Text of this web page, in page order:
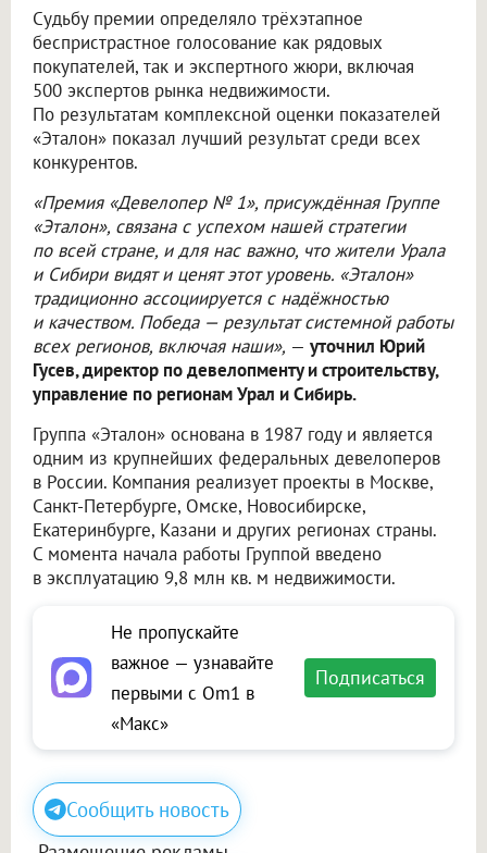
Судьбу премии определяло трёхэтапное
беспристрастное голосование как рядовых
покупателей, так и экспертного жюри, включая
500 экспертов рынка недвижимости.
По результатам комплексной оценки показателей
«Эталон» показал лучший результат среди всех
конкурентов.
«Премия «Девелопер № 1», присуждённая Группе
«Эталон», связана с успехом нашей стратегии
по всей стране, и для нас важно, что жители Урала
и Сибири видят и ценят этот уровень. «Эталон»
традиционно ассоциируется с надёжностью
и качеством. Победа — результат системной работы
всех регионов, включая наши», — уточнил Юрий
Гусев, директор по девелопменту и строительству,
управление по регионам Урал и Сибирь.
Группа «Эталон» основана в 1987 году и является
одним из крупнейших федеральных девелоперов
в России. Компания реализует проекты в Москве,
Санкт-Петербурге, Омске, Новосибирске,
Екатеринбурге, Казани и других регионах страны.
С момента начала работы Группой введено
в эксплуатацию 9,8 млн кв. м недвижимости.
Не пропускайте
важное — узнавайте
первыми с Om1 в
«Макс»
Подписаться
Сообщить новость